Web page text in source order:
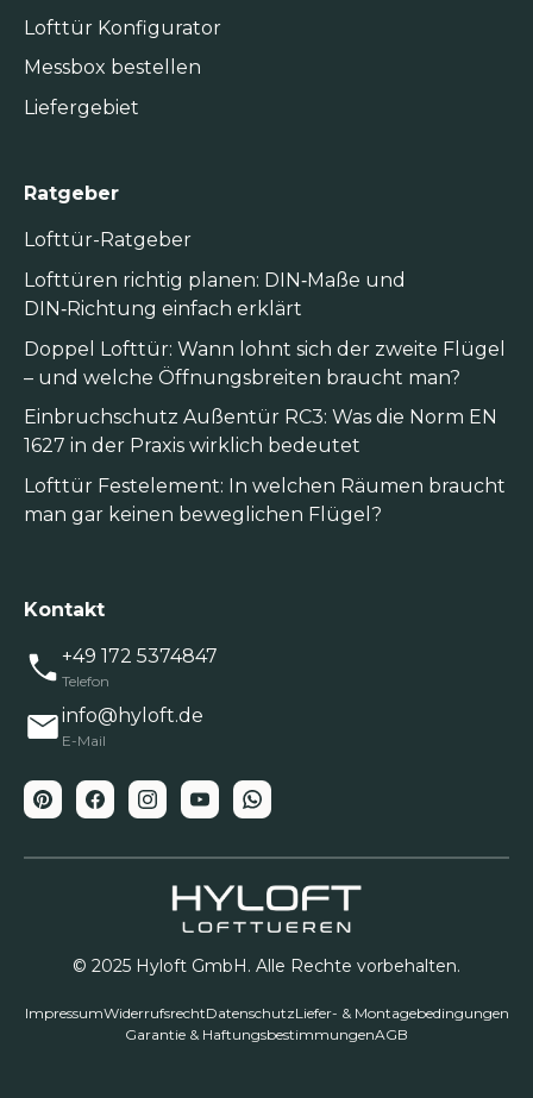
Lofttür Konfigurator
Messbox bestellen
Liefergebiet
Ratgeber
Lofttür-Ratgeber
Lofttüren richtig planen: DIN‑Maße und
DIN‑Richtung einfach erklärt
Doppel Lofttür: Wann lohnt sich der zweite Flügel
– und welche Öffnungsbreiten braucht man?
Einbruchschutz Außentür RC3: Was die Norm EN
1627 in der Praxis wirklich bedeutet
Lofttür Festelement: In welchen Räumen braucht
man gar keinen beweglichen Flügel?
Kontakt
+49 172 5374847
Telefon
info@hyloft.de
E-Mail
© 2025 Hyloft GmbH. Alle Rechte vorbehalten.
ImpressumWiderrufsrechtDatenschutzLiefer- & Montagebedingungen
Garantie & HaftungsbestimmungenAGB